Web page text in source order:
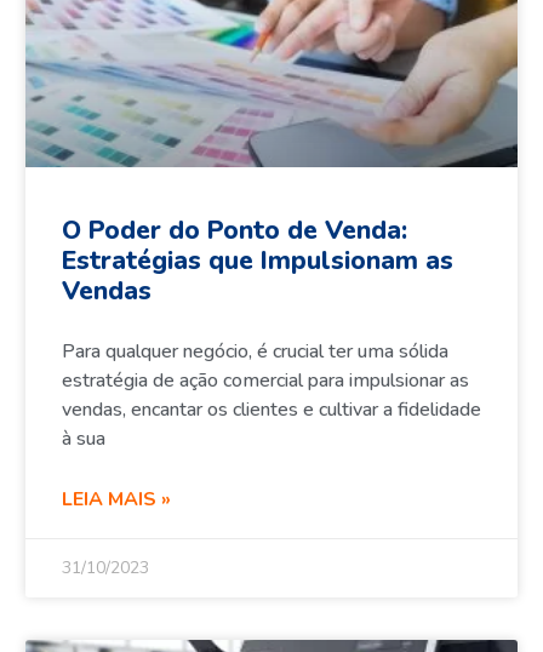
O Poder do Ponto de Venda:
Estratégias que Impulsionam as
Vendas
Para qualquer negócio, é crucial ter uma sólida
estratégia de ação comercial para impulsionar as
vendas, encantar os clientes e cultivar a fidelidade
à sua
LEIA MAIS »
31/10/2023